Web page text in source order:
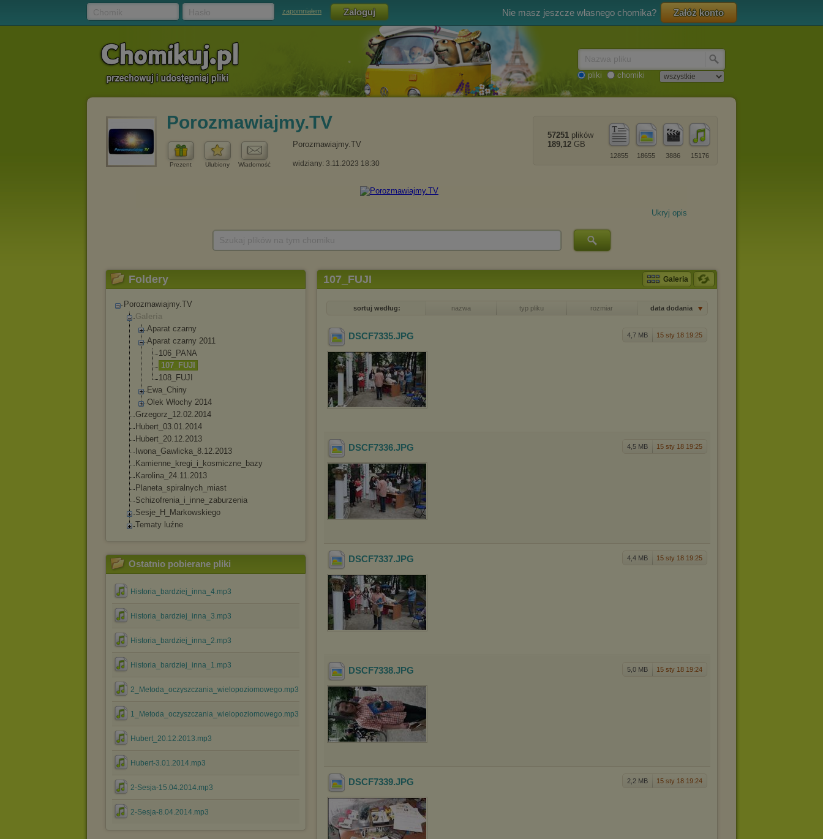
zapomniałem Nie masz jeszcze własnego chomika? Załóż konto
pliki chomiki
Porozmawiajmy.TV
Prezent Ulubiony Wiadomość
Porozmawiajmy.TV
widziany: 3.11.2023 18:30
15176
3886
18655
12855
57251 plików
189,12 GB
Ukryj opis
Foldery
Porozmawiajmy.TV
Galeria
Aparat czarny
Aparat czarny 2011
106_PANA
107_FUJI
108_FUJI
Ewa_Chiny
Olek Włochy 2014
Grzegorz_12.02.2014
Hubert_03.01.2014
Hubert_20.12.2013
Iwona_Gawlicka_8.12.2013
Kamienne_kregi_i_
kosmiczne_bazy
Karolina_24.11.2013
Planeta_spiralnyc h_miast
Schizofrenia_i_inne_zaburzenia
Sesje_H_Markowskiego
Tematy luźne
Ostatnio pobierane pliki
Historia_bardziej_inna_4.mp3
Historia_bardziej_inna_3.mp3
Historia_bardziej_inna_2.mp3
Historia_bardziej_inna_1.mp3
2_Metoda_oczyszczania_wielopoziomowego.mp3
1_Metoda_oczyszczania_wielopoziomowego.mp3
Hubert_20.12.2013.mp3
Hubert-3.01.2014.mp3
2-Sesja-15.04.2014.mp3
2-Sesja-8.04.2014.mp3
107_FUJI Galeria
sortuj według: nazwa typ pliku rozmiar data dodania
4,7 MB 15 sty 18 19:25
DSCF7335.JPG
4,5 MB 15 sty 18 19:25
DSCF7336.JPG
4,4 MB 15 sty 18 19:25
DSCF7337.JPG
5,0 MB 15 sty 18 19:24
DSCF7338.JPG
2,2 MB 15 sty 18 19:24
DSCF7339.JPG